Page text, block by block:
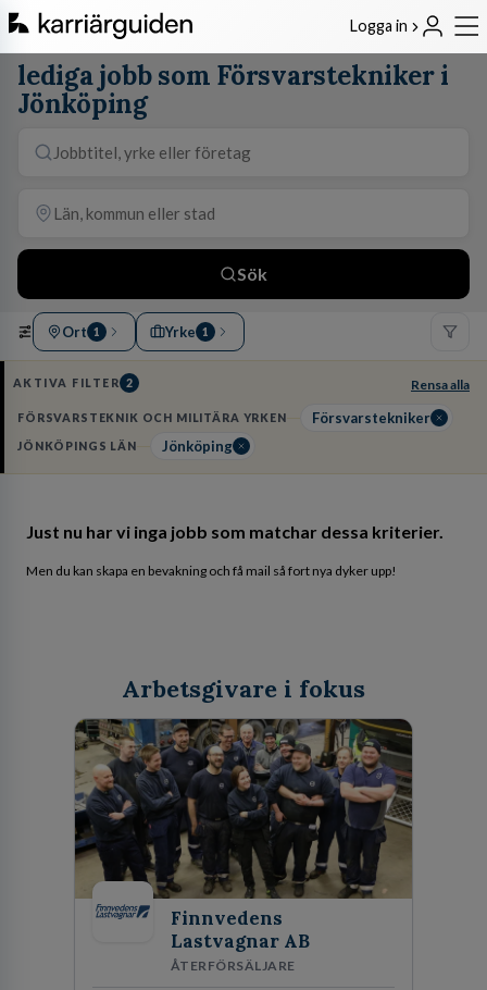
Logga in
lediga jobb som Försvarstekniker i
Jönköping
Sök
Ort 1 Yrke 1
AKTIVA FILTER 2 Rensa alla
FÖRSVARSTEKNIK OCH MILITÄRA YRKEN Försvarstekniker
JÖNKÖPINGS LÄN Jönköping
Just nu har vi inga jobb som matchar dessa kriterier.
Men du kan skapa en bevakning och få mail så fort nya dyker upp!
Arbetsgivare i fokus
Finnvedens
Lastvagnar AB
ÅTERFÖRSÄLJARE